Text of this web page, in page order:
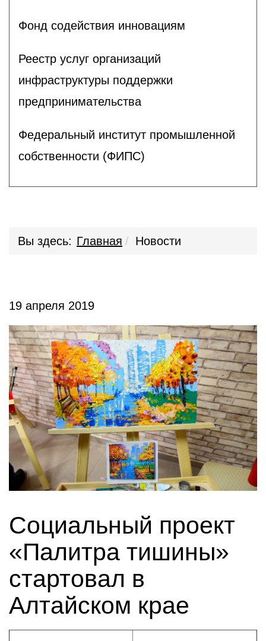
Фонд содействия инновациям
Реестр услуг организаций
инфраструктуры поддержки
предпринимательства
Федеральный институт промышленной
собственности (ФИПС)
Вы здесь: Главная Новости
19 апреля 2019
Социальный проект
«Палитра тишины»
стартовал в
Алтайском крае